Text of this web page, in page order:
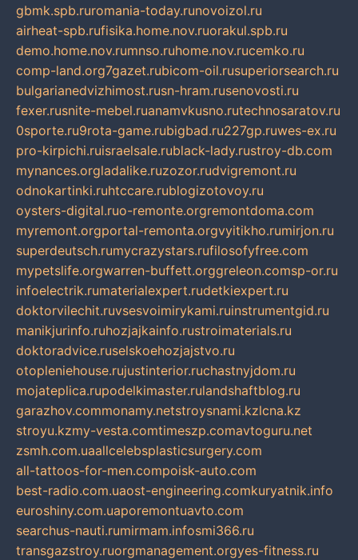
gbmk.spb.ruromania-today.runovoizol.ru
airheat-spb.rufisika.home.nov.ruorakul.spb.ru
demo.home.nov.rumnso.ruhome.nov.rucemko.ru
comp-land.org7gazet.rubicom-oil.rusuperiorsearch.ru
bulgarianedvizhimost.rusn-hram.rusenovosti.ru
fexer.rusnite-mebel.ruanamvkusno.rutechnosaratov.ru
0sporte.ru9rota-game.rubigbad.ru227gp.ruwes-ex.ru
pro-kirpichi.ruisraelsale.rublack-lady.rustroy-db.com
mynances.orgladalike.ruzozor.rudvigremont.ru
odnokartinki.ruhtccare.rublogizotovoy.ru
oysters-digital.ruo-remonte.orgremontdoma.com
myremont.orgportal-remonta.orgvyitikho.rumirjon.ru
superdeutsch.rumycrazystars.rufilosofyfree.com
mypetslife.orgwarren-buffett.orggreleon.comsp-or.ru
infoelectrik.rumaterialexpert.rudetkiexpert.ru
doktorvilechit.ruvsesvoimirykami.ruinstrumentgid.ru
manikjurinfo.ruhozjajkainfo.rustroimaterials.ru
doktoradvice.ruselskoehozjajstvo.ru
otopleniehouse.rujustinterior.ruchastnyjdom.ru
mojateplica.rupodelkimaster.rulandshaftblog.ru
garazhov.commonamy.netstroysnami.kzlcna.kz
stroyu.kzmy-vesta.comtimeszp.comavtoguru.net
zsmh.com.uaallcelebsplasticsurgery.com
all-tattoos-for-men.compoisk-auto.com
best-radio.com.uaost-engineering.comkuryatnik.info
euroshiny.com.uaporemontuavto.com
searchus-nauti.rumirmam.infosmi366.ru
transgazstroy.ruorgmanagement.orgyes-fitness.ru